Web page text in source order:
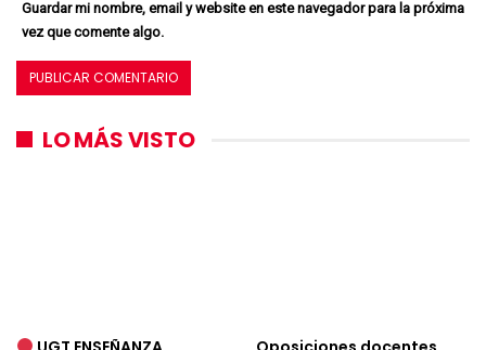
Guardar mi nombre, email y website en este navegador para la próxima
vez que comente algo.
LO MÁS VISTO